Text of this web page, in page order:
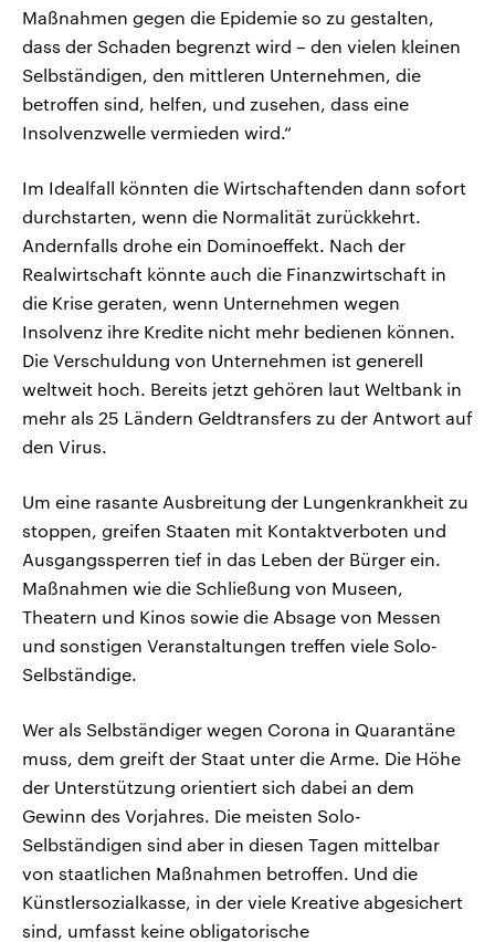
Maßnahmen gegen die Epidemie so zu gestalten,
dass der Schaden begrenzt wird – den vielen kleinen
Selbständigen, den mittleren Unternehmen, die
betroffen sind, helfen, und zusehen, dass eine
Insolvenzwelle vermieden wird.“
Im Idealfall könnten die Wirtschaftenden dann sofort
durchstarten, wenn die Normalität zurückkehrt.
Andernfalls drohe ein Dominoeffekt. Nach der
Realwirtschaft könnte auch die Finanzwirtschaft in
die Krise geraten, wenn Unternehmen wegen
Insolvenz ihre Kredite nicht mehr bedienen können.
Die Verschuldung von Unternehmen ist generell
weltweit hoch. Bereits jetzt gehören laut Weltbank in
mehr als 25 Ländern Geldtransfers zu der Antwort auf
den Virus.
Um eine rasante Ausbreitung der Lungenkrankheit zu
stoppen, greifen Staaten mit Kontaktverboten und
Ausgangssperren tief in das Leben der Bürger ein.
Maßnahmen wie die Schließung von Museen,
Theatern und Kinos sowie die Absage von Messen
und sonstigen Veranstaltungen treffen viele Solo-
Selbständige.
Wer als Selbständiger wegen Corona in Quarantäne
muss, dem greift der Staat unter die Arme. Die Höhe
der Unterstützung orientiert sich dabei an dem
Gewinn des Vorjahres. Die meisten Solo-
Selbständigen sind aber in diesen Tagen mittelbar
von staatlichen Maßnahmen betroffen. Und die
Künstlersozialkasse, in der viele Kreative abgesichert
sind, umfasst keine obligatorische